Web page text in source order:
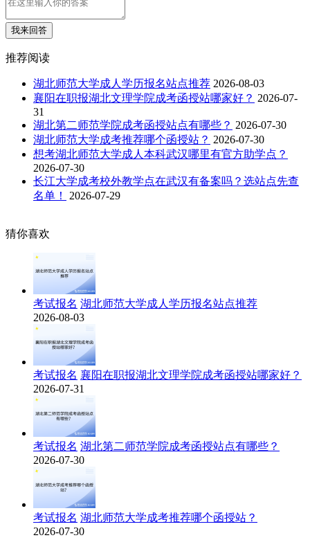
我来回答
推荐阅读
湖北师范大学成人学历报名站点推荐 2026-08-03
襄阳在职报湖北文理学院成考函授站哪家好？ 2026-07-
31
湖北第二师范学院成考函授站点有哪些？ 2026-07-30
湖北师范大学成考推荐哪个函授站？ 2026-07-30
想考湖北师范大学成人本科武汉哪里有官方助学点？
2026-07-30
长江大学成考校外教学点在武汉有备案吗？选站点先查
名单！
2026-07-29
猜你喜欢
考试报名 湖北师范大学成人学历报名站点推荐
2026-08-03
考试报名 襄阳在职报湖北文理学院成考函授站哪家好？
2026-07-31
考试报名 湖北第二师范学院成考函授站点有哪些？
2026-07-30
考试报名 湖北师范大学成考推荐哪个函授站？
2026-07-30